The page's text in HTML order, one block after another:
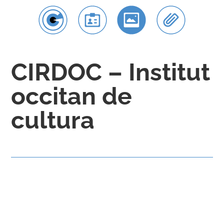
CIRDOC – Institut
occitan de
cultura